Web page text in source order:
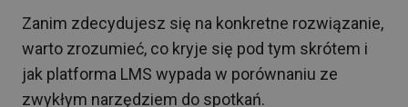
Zanim zdecydujesz się na konkretne rozwiązanie,
warto zrozumieć, co kryje się pod tym skrótem i
jak platforma LMS wypada w porównaniu ze
zwykłym narzędziem do spotkań.